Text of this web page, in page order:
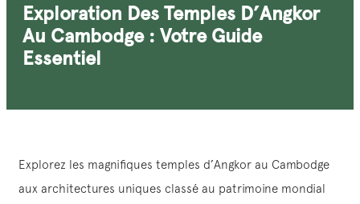
Exploration Des Temples D’Angkor
Au Cambodge : Votre Guide
Essentiel
Explorez les magnifiques temples d’Angkor au Cambodge
aux architectures uniques classé au patrimoine mondial